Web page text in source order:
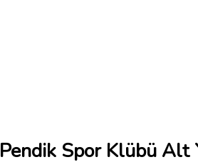
Pendik Spor Klübü Alt